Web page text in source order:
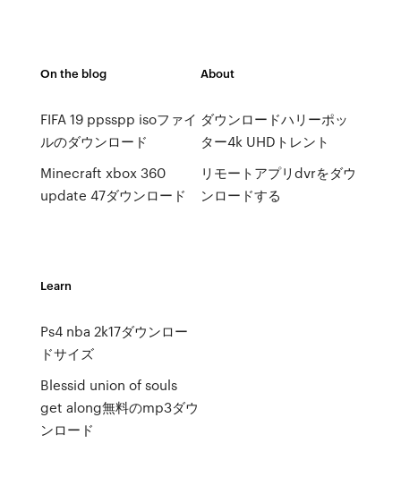
On the blog
FIFA 19 ppsspp isoファイ
ルのダウンロード
Minecraft xbox 360
update 47ダウンロード
About
ダウンロードハリーポッ
ター4k UHDトレント
リモートアプリdvrをダウ
ンロードする
Learn
Ps4 nba 2k17ダウンロー
ドサイズ
Blessid union of souls
get along無料のmp3ダウ
ンロード